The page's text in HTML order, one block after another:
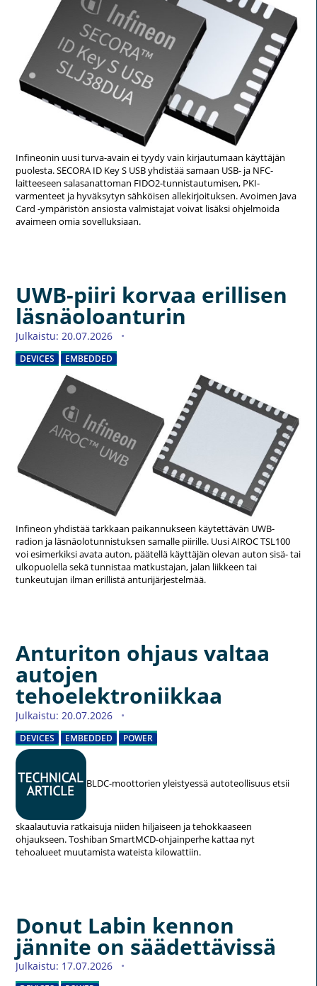
Infineonin uusi turva-avain ei tyydy vain kirjautumaan käyttäjän
puolesta. SECORA ID Key S USB yhdistää samaan USB- ja NFC-
laitteeseen salasanattoman FIDO2-tunnistautumisen, PKI-
varmenteet ja hyväksytyn sähköisen allekirjoituksen. Avoimen Java
Card -ympäristön ansiosta valmistajat voivat lisäksi ohjelmoida
avaimeen omia sovelluksiaan.
UWB-piiri korvaa erillisen
läsnäoloanturin
Julkaistu: 20.07.2026
DEVICES EMBEDDED
Infineon yhdistää tarkkaan paikannukseen käytettävän UWB-
radion ja läsnäolotunnistuksen samalle piirille. Uusi AIROC TSL100
voi esimerkiksi avata auton, päätellä käyttäjän olevan auton sisä- tai
ulkopuolella sekä tunnistaa matkustajan, jalan liikkeen tai
tunkeutujan ilman erillistä anturijärjestelmää.
Anturiton ohjaus valtaa
autojen
tehoelektroniikkaa
Julkaistu: 20.07.2026
DEVICES EMBEDDED POWER
BLDC-moottorien yleistyessä autoteollisuus etsii
skaalautuvia ratkaisuja niiden hiljaiseen ja tehokkaaseen
ohjaukseen. Toshiban SmartMCD-ohjainperhe kattaa nyt
tehoalueet muutamista wateista kilowattiin.
Donut Labin kennon
jännite on säädettävissä
Julkaistu: 17.07.2026